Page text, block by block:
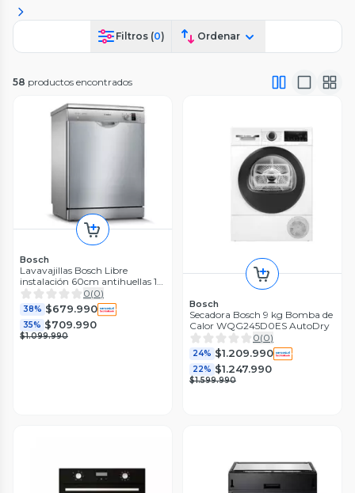
Filtros (0) Ordenar
58 productos encontrados
Bosch
Lavavajillas Bosch Libre
instalación 60cm antihuellas 12
cub
0(0)
38% $679.990
35% $709.990
$1.099.990
Bosch
Secadora Bosch 9 kg Bomba de
Calor WQG245D0ES AutoDry
0(0)
24% $1.209.990
22% $1.247.990
$1.599.990